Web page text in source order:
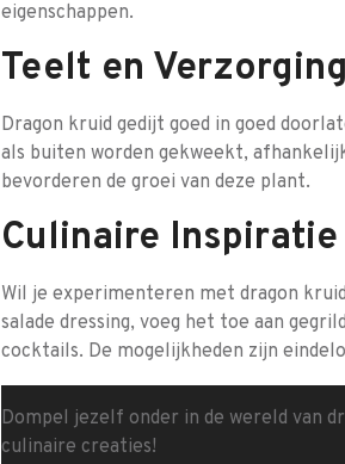
eigenschappen.
Teelt en Verzorging
Dragon kruid gedijt goed in goed
als buiten worden gekweekt,
bevorderen de groei van deze plant.
Culinaire
Wil je experimenteren met dragon
salade dressing, voeg het toe aan
cocktails. De mogelijkheden zijn
Dompel jezelf onder in de wereld van
culinaire creaties!